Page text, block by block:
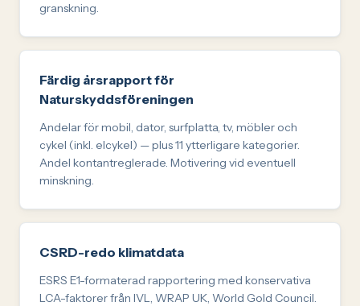
granskning.
Färdig årsrapport för
Naturskyddsföreningen
Andelar för mobil, dator, surfplatta, tv, möbler och
cykel (inkl. elcykel) — plus 11 ytterligare kategorier.
Andel kontantreglerade. Motivering vid eventuell
minskning.
CSRD-redo klimatdata
ESRS E1-formaterad rapportering med konservativa
LCA-faktorer från IVL, WRAP UK, World Gold Council.